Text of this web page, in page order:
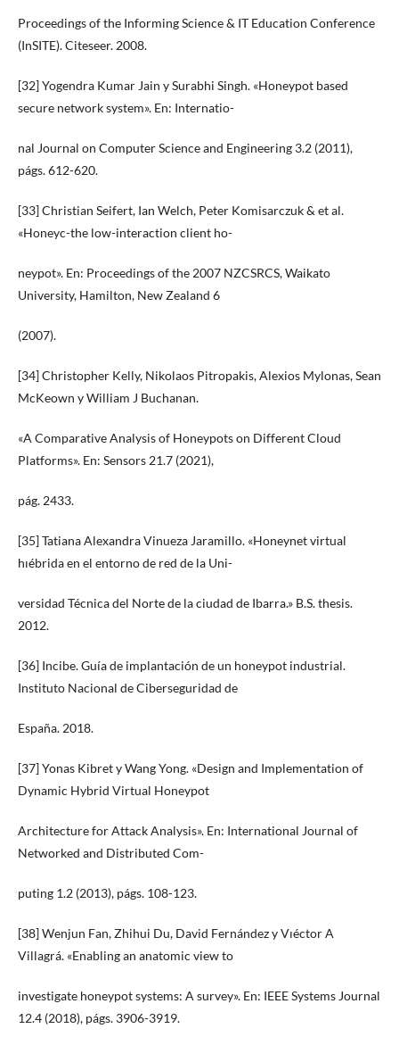
Proceedings of the Informing Science & IT Education Conference
(InSITE). Citeseer. 2008.
[32] Yogendra Kumar Jain y Surabhi Singh. «Honeypot based
secure network system». En: Internatio-
nal Journal on Computer Science and Engineering 3.2 (2011),
págs. 612-620.
[33] Christian Seifert, Ian Welch, Peter Komisarczuk & et al.
«Honeyc-the low-interaction client ho-
neypot». En: Proceedings of the 2007 NZCSRCS, Waikato
University, Hamilton, New Zealand 6
(2007).
[34] Christopher Kelly, Nikolaos Pitropakis, Alexios Mylonas, Sean
McKeown y William J Buchanan.
«A Comparative Analysis of Honeypots on Different Cloud
Platforms». En: Sensors 21.7 (2021),
pág. 2433.
[35] Tatiana Alexandra Vinueza Jaramillo. «Honeynet virtual
hıébrida en el entorno de red de la Uni-
versidad Técnica del Norte de la ciudad de Ibarra.» B.S. thesis.
2012.
[36] Incibe. Guía de implantación de un honeypot industrial.
Instituto Nacional de Ciberseguridad de
España. 2018.
[37] Yonas Kibret y Wang Yong. «Design and Implementation of
Dynamic Hybrid Virtual Honeypot
Architecture for Attack Analysis». En: International Journal of
Networked and Distributed Com-
puting 1.2 (2013), págs. 108-123.
[38] Wenjun Fan, Zhihui Du, David Fernández y Vıéctor A
Villagrá. «Enabling an anatomic view to
investigate honeypot systems: A survey». En: IEEE Systems Journal
12.4 (2018), págs. 3906-3919.